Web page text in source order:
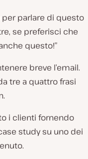
per parlare di questo
se preferisci che
questo!”
breve l’email.
tre a quattro frasi
i clienti fornendo
study su uno dei